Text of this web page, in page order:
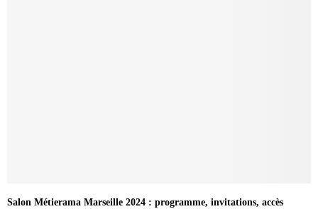
Salon Métierama Marseille 2024 : programme, invitations, accès